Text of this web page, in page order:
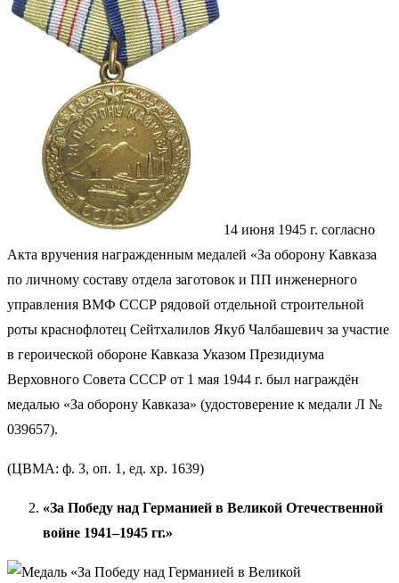
14 июня 1945 г. согласно
Акта вручения награжденным медалей «За оборону Кавказа
по личному составу отдела заготовок и ПП инженерного
управления ВМФ СССР рядовой отдельной строительной
роты краснофлотец Сейтхалилов Якуб Чалбашевич за участие
в героической обороне Кавказа Указом Президиума
Верховного Совета СССР от 1 мая 1944 г. был награждён
медалью «За оборону Кавказа» (удостоверение к медали Л №
039657).
(ЦВМА: ф. 3, оп. 1, ед. хр. 1639)
«За Победу над Германией в Великой Отечественной
войне 1941–1945 гг.»